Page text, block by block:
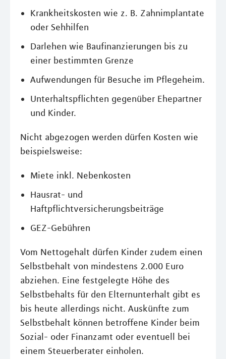
Krankheitskosten wie z. B. Zahnimplantate
oder Sehhilfen
Darlehen wie Baufinanzierungen bis zu
einer bestimmten Grenze
Aufwendungen für Besuche im Pflegeheim.
Unterhaltspflichten gegenüber Ehepartner
und Kinder.
Nicht abgezogen werden dürfen Kosten wie
beispielsweise:
Miete inkl. Nebenkosten
Hausrat- und
Haftpflichtversicherungsbeiträge
GEZ-Gebühren
Vom Nettogehalt dürfen Kinder zudem einen
Selbstbehalt von mindestens 2.000 Euro
abziehen. Eine festgelegte Höhe des
Selbstbehalts für den Elternunterhalt gibt es
bis heute allerdings nicht. Auskünfte zum
Selbstbehalt können betroffene Kinder beim
Sozial- oder Finanzamt oder eventuell bei
einem Steuerberater einholen.